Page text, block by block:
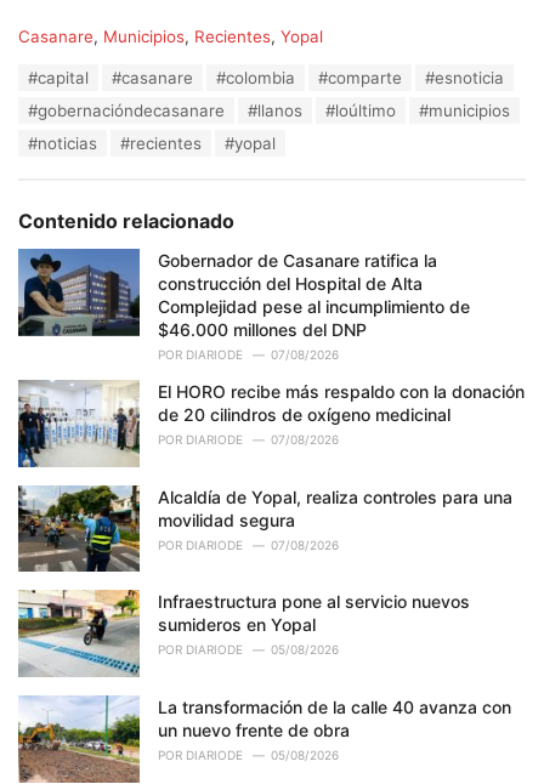
C
e
s
:
Casanare, Municipios, Recientes, Yopal
#capital #casanare #colombia #comparte
#esnoticia
#gobernacióndecasanare
#llanos #loúltimo
#municipios
#noticias
#recientes #yopal
Contenido relacionado
Gobernador de Casanare ratifica la
construcción del Hospital de Alta
Complejidad pese al incumplimiento de
$46.000 millones del DNP
POR DIARIODE 07/08/2026
El HORO recibe más respaldo con la donación
de 20 cilindros de oxígeno medicinal
POR DIARIODE 07/08/2026
Alcaldía de Yopal, realiza controles para una
movilidad segura
POR DIARIODE 07/08/2026
Infraestructura pone al servicio nuevos
sumideros en Yopal
POR DIARIODE 05/08/2026
La transformación de la calle 40 avanza con
un nuevo frente de obra
POR DIARIODE 05/08/2026